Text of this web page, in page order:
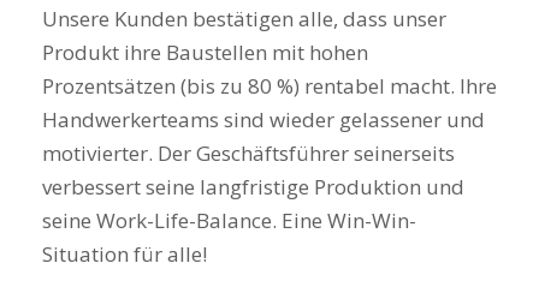
Unsere Kunden bestätigen alle, dass unser
Produkt ihre Baustellen mit hohen
Prozentsätzen (bis zu 80 %) rentabel macht. Ihre
Handwerkerteams sind wieder gelassener und
motivierter. Der Geschäftsführer seinerseits
verbessert seine langfristige Produktion und
seine Work-Life-Balance. Eine Win-Win-
Situation für alle!